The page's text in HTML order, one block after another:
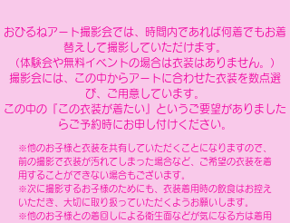
おひるねアート撮影会では、時間内であれば何着でもお着
替えして撮影していただけます。
（体験会や無料イベントの場合は衣装はありません。）
​撮影会には、この中からアートに合わせた衣装を数点選
び、ご用意しています。
この中の『この衣装が着たい』というご要望がありました
らご予約時にお申し付けください。
※他のお子様と衣装を共有していただくことになりますので、
前の撮影で衣装が汚れてしまった場合など、ご希望の衣装を着
用することができない場合もございます。
※次に撮影するお子様のためにも、衣装着用時の飲食はお控え
いただき、大切に取り扱っていただくようお願いします。
※他のお子様との着回しによる衛生面などが気になる方は着用